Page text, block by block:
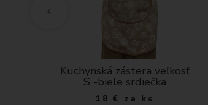
Kuchynská zástera veľkosť
S -biele srdiečka
18 € za ks